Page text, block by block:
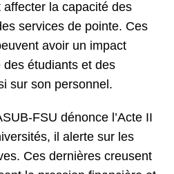
affecter la capacité des
services de pointe. Ces
avoir un impact
des étudiants et des
sur son personnel.
FSU dénonce l’Acte II
il alerte sur les
Ces dernières creusent